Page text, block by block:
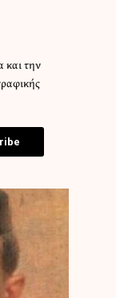
και την